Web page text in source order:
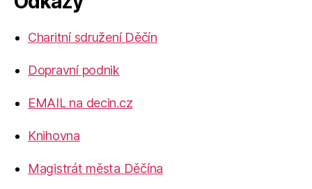
Charitní sdružení Děčín
Dopravní podnik
EMAIL na decin.cz
Knihovna
Magistrát města Děčína